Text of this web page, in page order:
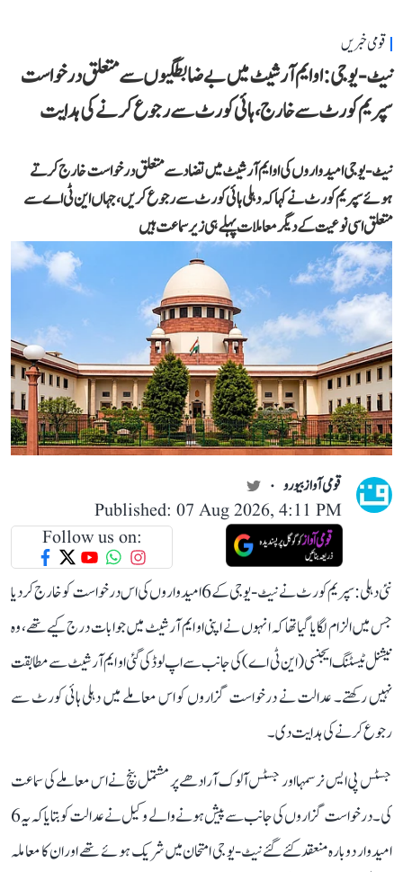
قومی خبریں
نیٹ-یو جی: او ایم آر شیٹ میں بے ضابطگیوں سے متعلق درخواست
سپریم کورٹ سے خارج، ہائی کورٹ سے رجوع کرنے کی ہدایت
نیٹ-یو جی امیدواروں کی او ایم آر شیٹ میں تضاد سے متعلق درخواست خارج کرتے
ہوئے سپریم کورٹ نے کہا کہ دہلی ہائی کورٹ سے رجوع کریں، جہاں این ٹی اے سے
متعلق اسی نوعیت کے دیگر معاملات پہلے ہی زیر سماعت ہیں
قومی آواز بیورو
Published: 07 Aug 2026, 4:11 PM
Follow us on:
نئی دہلی: سپریم کورٹ نے نیٹ-یو جی کے 6 امیدواروں کی اس درخواست کو خارج کر دیا
جس میں الزام لگایا گیا تھا کہ انہوں نے اپنی او ایم آر شیٹ میں جوابات درج کیے تھے، وہ
نیشنل ٹیسٹنگ ایجنسی (این ٹی اے) کی جانب سے اپ لوڈ کی گئی او ایم آر شیٹ سے مطابقت
نہیں رکھتے۔ عدالت نے درخواست گزاروں کو اس معاملے میں دہلی ہائی کورٹ سے
رجوع کرنے کی ہدایت دی۔
جسٹس پی ایس نرسمہا اور جسٹس آلوک آرادھے پر مشتمل بنچ نے اس معاملے کی سماعت
کی۔ درخواست گزاروں کی جانب سے پیش ہونے والے وکیل نے عدالت کو بتایا کہ یہ 6
امیدوار دوبارہ منعقد کئے گئے نیٹ-یو جی امتحان میں شریک ہوئے تھے اور ان کا معاملہ